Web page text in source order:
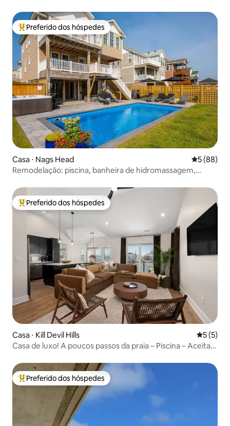
Entre os melhores preferidos dos hóspedes
Preferido dos hóspedes
Casa ⋅ Nags Head 5 de uma
5 (88)
Remodelação: piscina, banheira de hidromassagem,
Entre os melhores preferidos dos hóspedes
Preferido dos hóspedes
Casa ⋅ Kill Devil Hills 5 de
5 (5)
Casa de luxo! A poucos passos da praia – Piscina – Aceita
Entre os melhores preferidos dos hóspedes
Preferido dos hóspedes